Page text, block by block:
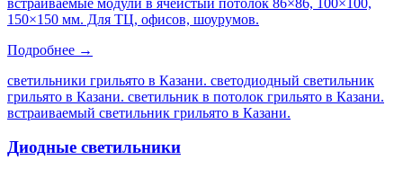
150×150 мм. Для ТЦ, офисов, шоурумов.
Подробнее →
светильники грильято в Казани. светодиодный светильник
грильято в Казани. светильник в потолок грильято в Казани.
встраиваемый светильник грильято в Казани.
Диодные светильники